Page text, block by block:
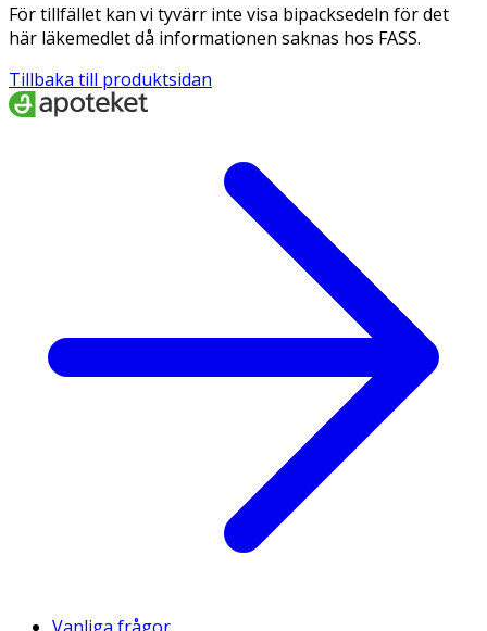
För tillfället kan vi tyvärr inte visa bipacksedeln för det
här läkemedlet då informationen saknas hos FASS.
Tillbaka till produktsidan